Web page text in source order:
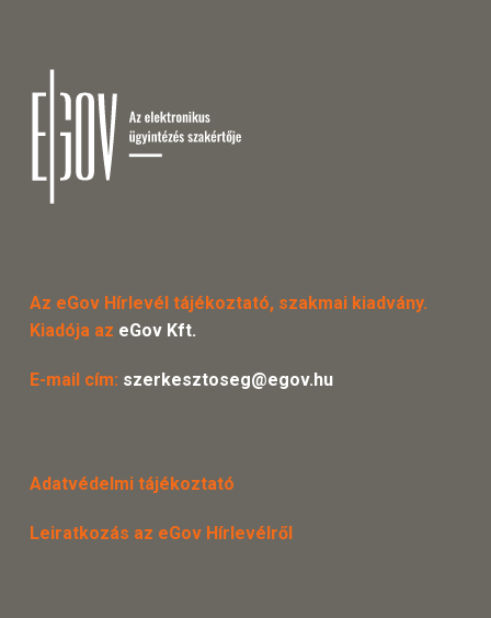
Az eGov Hírlevél tájékoztató, szakmai kiadvány.
Kiadója az eGov Kft.
E-mail cím: szerkesztoseg@egov.hu
Adatvédelmi tájékoztató
Leiratkozás az eGov Hírlevélről